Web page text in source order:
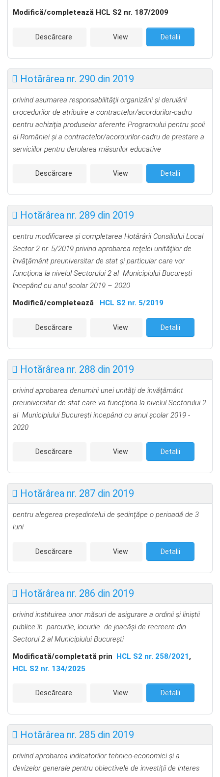
Modifică/completează HCL S2 nr. 187/2009
Descărcare View Detalii
Hotărârea nr. 290 din 2019
privind asumarea responsabilităţii organizării şi derulării
procedurilor de atribuire a contractelor/acordurilor-cadru
pentru achiziţia produselor aferente Programului pentru şcoli
al României şi a contractelor/acordurilor-cadru de prestare a
serviciilor pentru derularea măsurilor educative
Descărcare View Detalii
Hotărârea nr. 289 din 2019
pentru modificarea şi completarea Hotărârii Consiliului Local
Sector 2 nr. 5/2019 privind aprobarea reţelei unităţilor de
învăţământ preuniversitar de stat şi particularcare vor
funcţiona la nivelul Sectorului 2 al MunicipiuluiBucureşti
începând cu anul şcolar 2019 – 2020
Modifică/completează HCL S2 nr. 5/2019
Descărcare View Detalii
Hotărârea nr. 288 din 2019
privind aprobarea denumirii unei unităţi de învăţământ
preuniversitar de stat care va funcţiona la nivelul Sectorului 2
al Municipiului Bucureşti incepând cu anul şcolar 2019 -
2020
Descărcare View Detalii
Hotărârea nr. 287 din 2019
pentru alegerea preşedintelui de şedinţăpe o perioadă de 3
luni
Descărcare View Detalii
Hotărârea nr. 286 din 2019
privind instituirea unor măsuri de asigurare a ordinii și liniștii
publice în parcurile, locurile de joacăși de recreere din
Sectorul 2 al Municipiului București
Modificată/completată prin HCL S2 nr. 258/2021,
HCL S2 nr. 134/2025
Descărcare View Detalii
Hotărârea nr. 285 din 2019
privind aprobarea indicatorilor tehnico-economici și a
devizelor generale pentru obiectivele de investiții de interes